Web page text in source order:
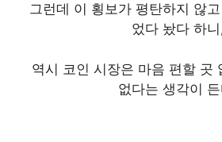
그런데 이 횡보가 평탄하지 않
었다 놨다 하
역시 코인 시장은 마음 편할 곳
없다는 생각이